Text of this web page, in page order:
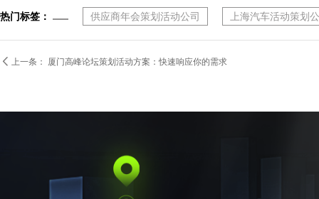
热门标签： 供应商年会策划活动公司 上海汽车活动策划
 上一条： 厦门高峰论坛策划活动方案：快速响应你的需求